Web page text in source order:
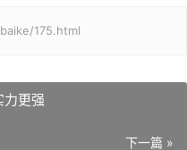
175.html
力更强
下一篇 »